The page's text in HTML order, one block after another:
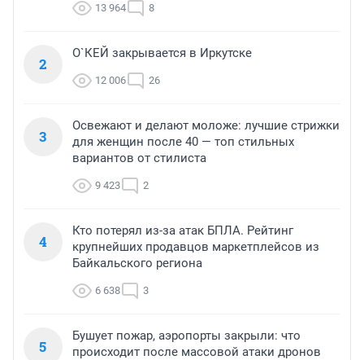
13 964 8
2
О`КЕЙ закрывается в Иркутске
12 006 26
3
Освежают и делают моложе: лучшие стрижки
для женщин после 40 — топ стильных
вариантов от стилиста
9 423 2
4
Кто потерял из-за атак БПЛА. Рейтинг
крупнейших продавцов маркетплейсов из
Байкальского региона
6 638 3
5
Бушует пожар, аэропорты закрыли: что
происходит после массовой атаки дронов